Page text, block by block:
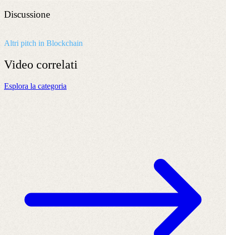
Discussione
Altri pitch in Blockchain
Video correlati
Esplora la categoria